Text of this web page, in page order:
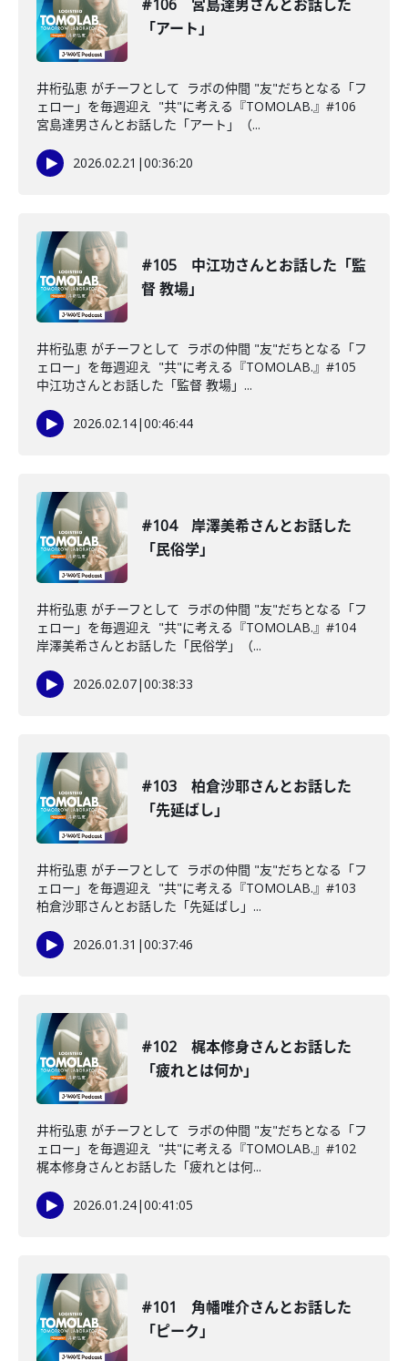
#106 宮島達男さんとお話した
「アート」
井桁弘恵 がチーフとして ラボの仲間 "友"だちとなる「フ
ェロー」を毎週迎え "共"に考える『TOMOLAB.』#106
宮島達男さんとお話した「アート」（...
2026.02.21 |00:36:20
#105 中江功さんとお話した「監
督 教場」
井桁弘恵 がチーフとして ラボの仲間 "友"だちとなる「フ
ェロー」を毎週迎え "共"に考える『TOMOLAB.』#105
中江功さんとお話した「監督 教場」...
2026.02.14|00:46:44
#104 岸澤美希さんとお話した
「民俗学」
井桁弘恵 がチーフとして ラボの仲間 "友"だちとなる「フ
ェロー」を毎週迎え "共"に考える『TOMOLAB.』#104
岸澤美希さんとお話した「民俗学」（...
2026.02.07|00:38:33
#103 柏倉沙耶さんとお話した
「先延ばし」
井桁弘恵 がチーフとして ラボの仲間 "友"だちとなる「フ
ェロー」を毎週迎え "共"に考える『TOMOLAB.』#103
柏倉沙耶さんとお話した「先延ばし」...
2026.01.31 |00:37:46
#102 梶本修身さんとお話した
「疲れとは何か」
井桁弘恵 がチーフとして ラボの仲間 "友"だちとなる「フ
ェロー」を毎週迎え "共"に考える『TOMOLAB.』#102
梶本修身さんとお話した「疲れとは何...
2026.01.24|00:41:05
#101 角幡唯介さんとお話した
「ピーク」